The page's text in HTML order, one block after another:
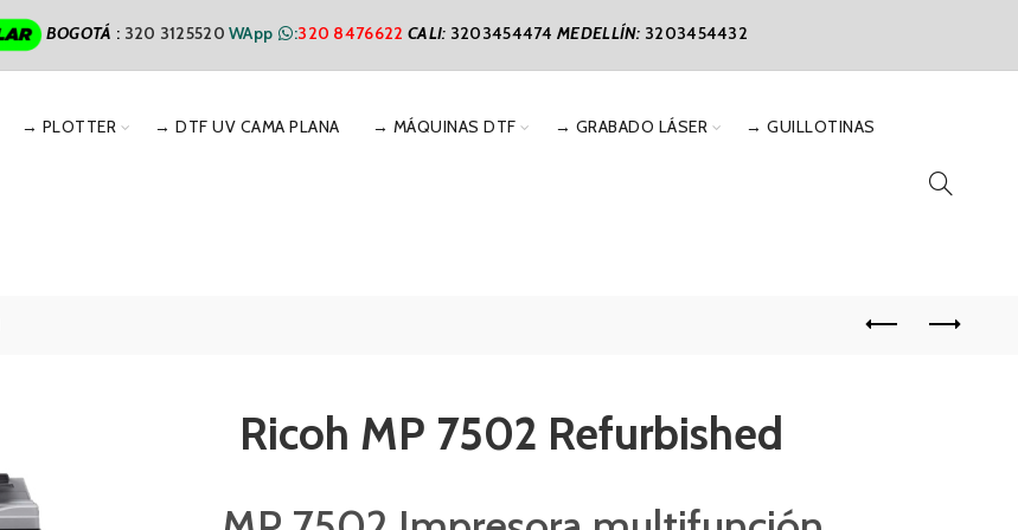
BOGOTÁ : 320 3125520WApp :320 8476622 CALI: 3203454474MEDELLÍN: 3203454432
→ PLOTTER → DTF UV CAMA PLANA → MÁQUINAS DTF → GRABADO LÁSER → GUILLOTINAS
Ricoh MP 7502 Refurbished